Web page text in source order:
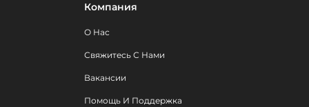
Компания
О Нас
Свяжитесь С Нами
Вакансии
Помощь И Поддержка